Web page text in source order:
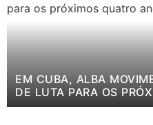
EM CUBA, ALBA
DE LUTA PARA OS